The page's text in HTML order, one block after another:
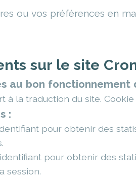
ou vos préférences en
sur le site
au bon
à la traduction du site.
:
pour obtenir des
identifiant pour obtenir des
session.